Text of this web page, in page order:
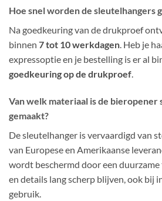
Hoe snel worden de sleutelhangers
Na goedkeuring van de drukproef
binnen 7 tot 10 werkdagen. Heb je
expressoptie en je bestelling is er al
goedkeuring op de drukproef.
Van welk materiaal is de bieropener
gemaakt?
De sleutelhanger is vervaardigd van
van Europese en Amerikaanse
wordt beschermd door een
en details lang scherp blijven, ook bij
gebruik.